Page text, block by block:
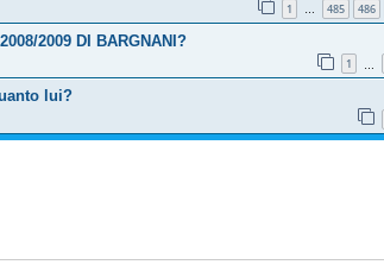
1 … 485 486
2009 DI BARGNANI?
1
lui?